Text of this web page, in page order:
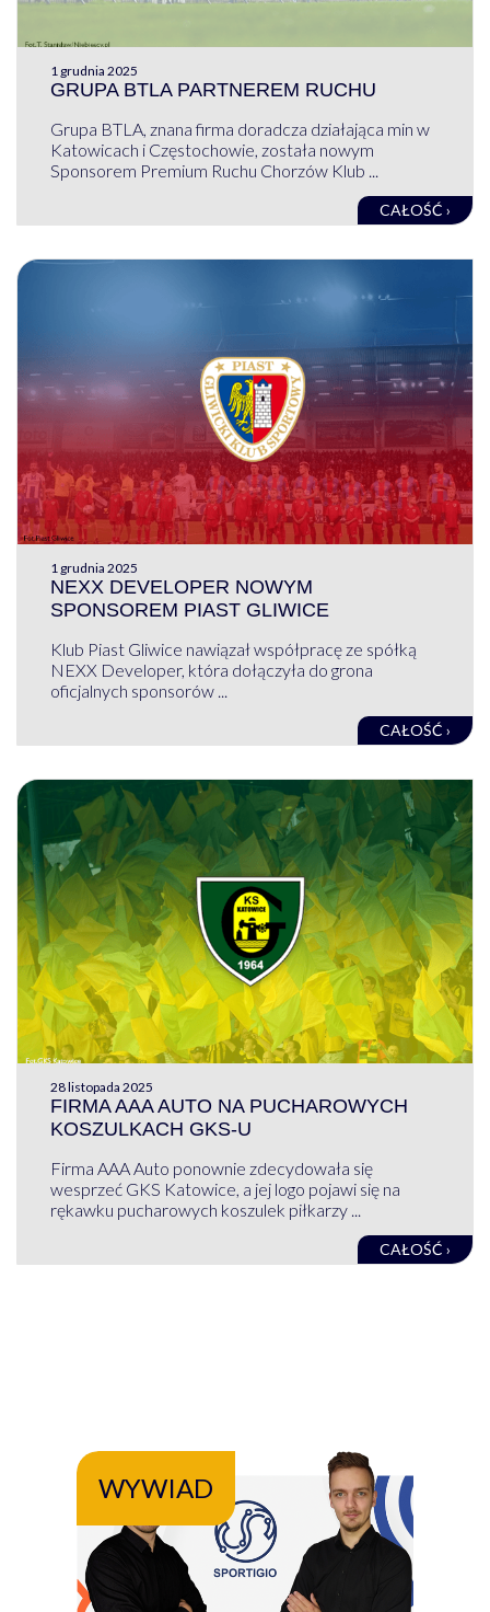
1 grudnia 2025
GRUPA BTLA PARTNEREM RUCHU
Grupa BTLA, znana firma doradcza działająca min w
Katowicach i Częstochowie, została nowym
Sponsorem Premium Ruchu Chorzów Klub ...
CAŁOŚĆ ›
1 grudnia 2025
NEXX DEVELOPER NOWYM
SPONSOREM PIAST GLIWICE
Klub Piast Gliwice nawiązał współpracę ze spółką
NEXX Developer, która dołączyła do grona
oficjalnych sponsorów ...
CAŁOŚĆ ›
28 listopada 2025
FIRMA AAA AUTO NA PUCHAROWYCH
KOSZULKACH GKS-U
Firma AAA Auto ponownie zdecydowała się
wesprzeć GKS Katowice, a jej logo pojawi się na
rękawku pucharowych koszulek piłkarzy ...
CAŁOŚĆ ›
WYWIAD